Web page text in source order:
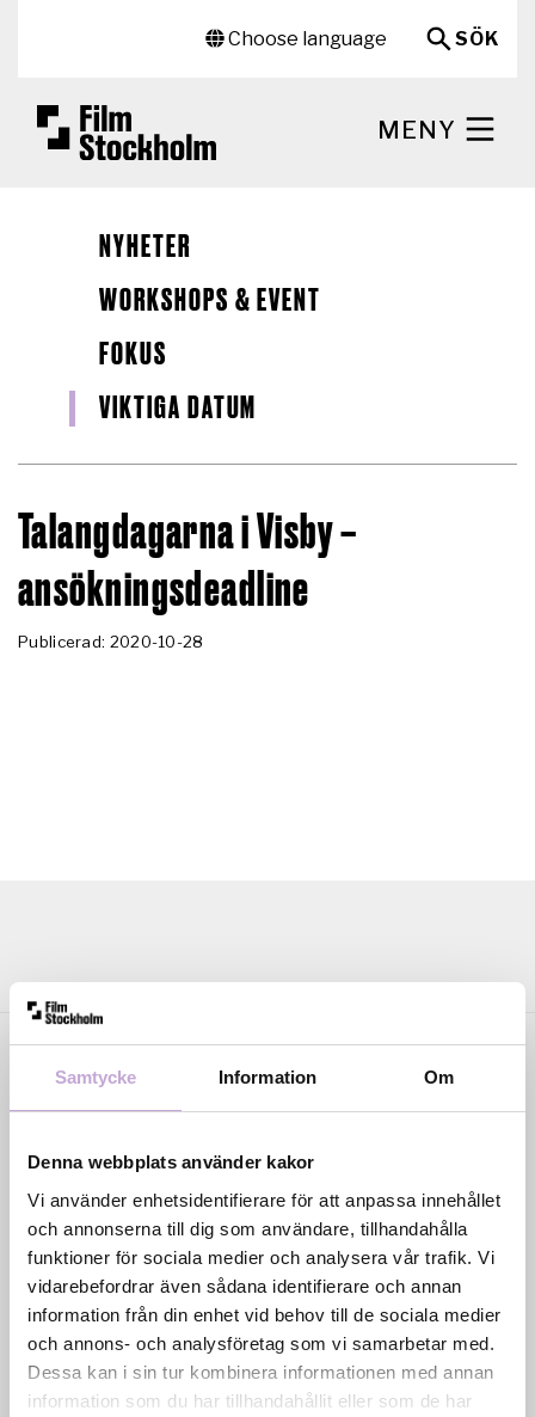
Samtycke Information Om
Denna webbplats använder kakor
Vi använder enhetsidentifierare för att anpassa innehållet
och annonserna till dig som användare, tillhandahålla
funktioner för sociala medier och analysera vår trafik. Vi
vidarebefordrar även sådana identifierare och annan
information från din enhet vid behov till de sociala medier
och annons- och analysföretag som vi samarbetar med.
Dessa kan i sin tur kombinera informationen med annan
information som du har tillhandahållit eller som de har
Choose language
SÖK
MENY
NYHETER
WORKSHOPS & EVENT
FOKUS
VIKTIGA DATUM
Talangdagarna i Visby –
ansökningsdeadline
Publicerad: 2020-10-28
Film Stockholm AB är en regional filmfond med
uppdrag att skapa förutsättningar för film- och tv-
produktion i huvudstadsregionen genom
samproduktion, filmkommissionär verksamhet och
talangutveckling. Bolaget ägs av Region Stockholm
och drivs i nära samarbete med Stockholms stad.